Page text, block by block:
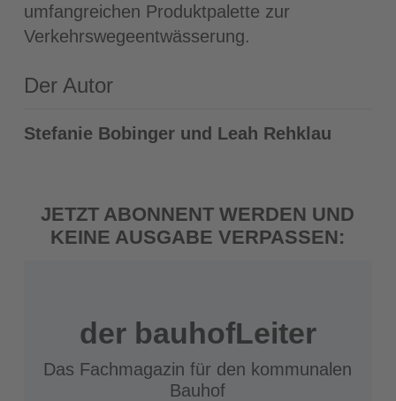
umfangreichen Produktpalette zur
Verkehrswegeentwässerung.
Der Autor
Stefanie Bobinger und Leah Rehklau
JETZT ABONNENT WERDEN UND
KEINE AUSGABE VERPASSEN:
der bauhofLeiter
Das Fachmagazin für den kommunalen
Bauhof